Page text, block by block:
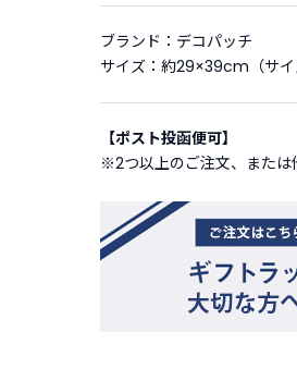
ブランド：デコパッチ
サイズ：約29×39cm（サイ
【ポスト投函便可】
※2つ以上のご注文、または